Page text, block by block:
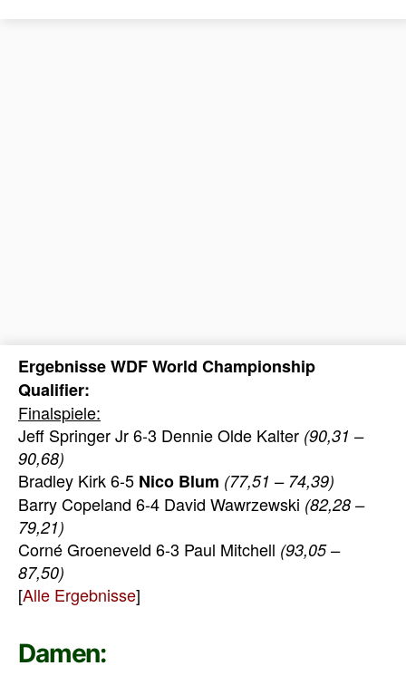
Ergebnisse WDF World Championship
Qualifier:
Finalspiele:
Jeff Springer Jr 6-3 Dennie Olde Kalter (90,31 –
90,68)
Bradley Kirk 6-5 Nico Blum (77,51 – 74,39)
Barry Copeland 6-4 David Wawrzewski (82,28 –
79,21)
Corné Groeneveld 6-3 Paul Mitchell (93,05 –
87,50)
[Alle Ergebnisse]
Damen: